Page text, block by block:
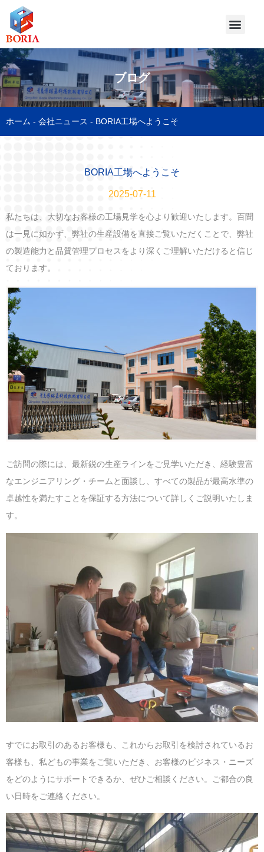
ブログ
ホーム - 会社ニュース - BORIA工場へようこそ
BORIA工場へようこそ
2025-07-11
私たちは、大切なお客様の工場見学を心より歓迎いたします。百聞
は一見に如かず、弊社の生産設備を直接ご覧いただくことで、弊社
の製造能力と品質管理プロセスをより深くご理解いただけると信じ
ております。
ご訪問の際には、最新鋭の生産ラインをご見学いただき、経験豊富
なエンジニアリング・チームと面談し、すべての製品が最高水準の
卓越性を満たすことを保証する方法について詳しくご説明いたしま
す。
すでにお取引のあるお客様も、これからお取引を検討されているお
客様も、私どもの事業をご覧いただき、お客様のビジネス・ニーズ
をどのようにサポートできるか、ぜひご相談ください。ご都合の良
い日時をご連絡ください。